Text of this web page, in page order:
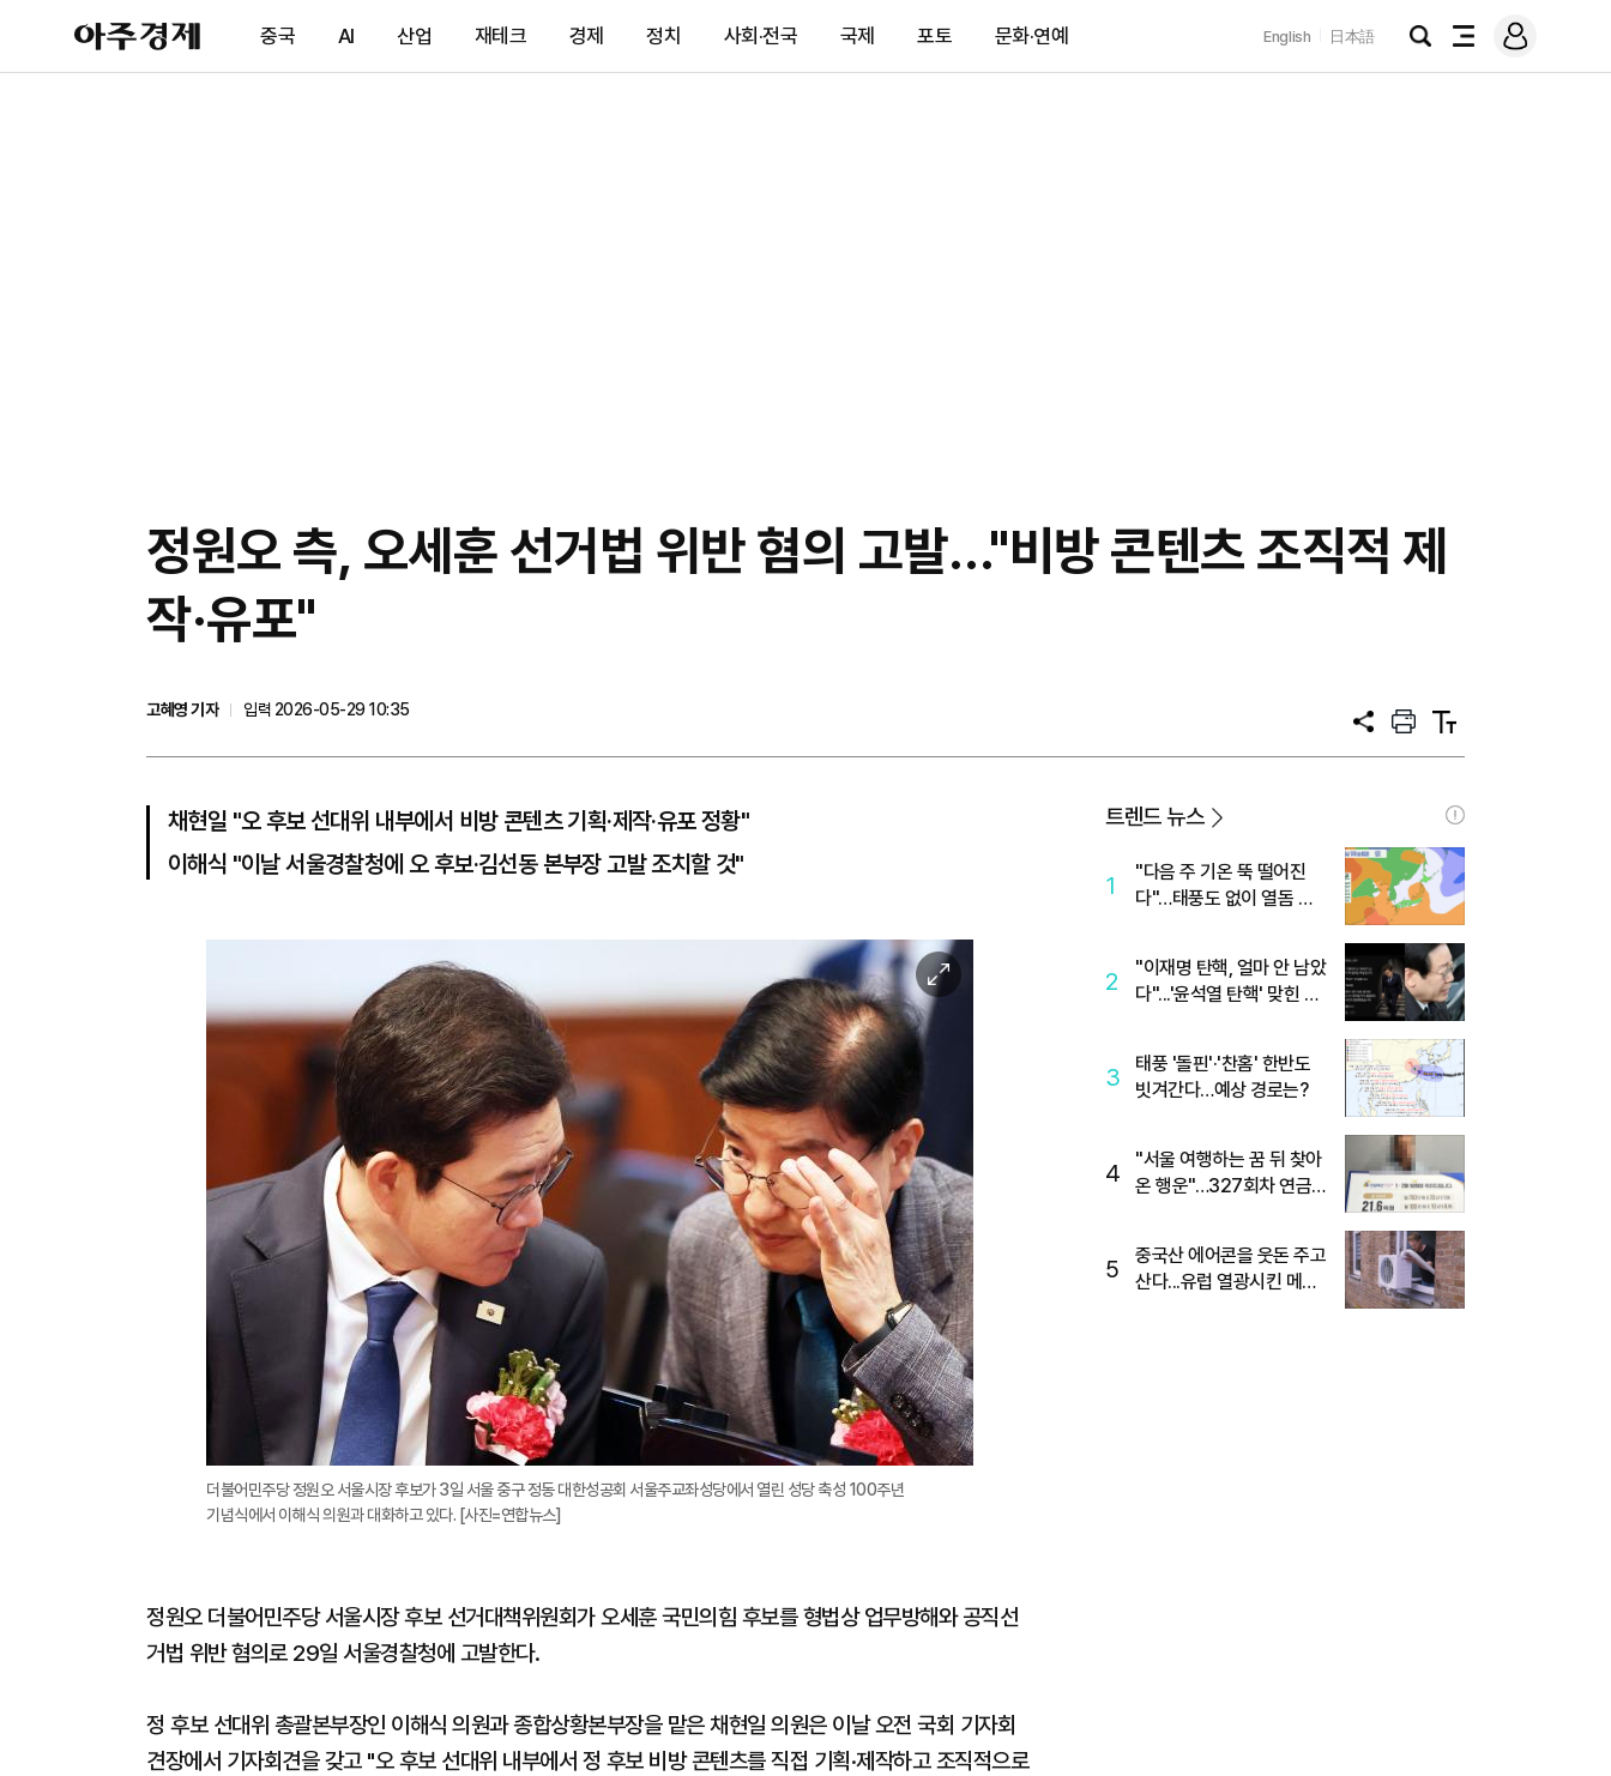
아
주
제
중국 AI 산업 재테크 경제 정치 사회·전국 국제 포토 문화·연예 English 日本語
검
전
메
그
정원오 측, 오세훈 선거법 위반 혐의 고발…"비방 콘텐츠 조직적 제
작·유포"
고혜영 기자
입력 2026-05-29 10:35
공
프
트
텍
트
채현일 "오 후보 선대위 내부에서 비방 콘텐츠 기획·제작·유포 정황"
이해식 "이날 서울경찰청에 오 후보·김선동 본부장 고발 조치할 것"
이
미
지
대
더불어민주당 정원오 서울시장 후보가 3일 서울 중구 정동 대한성공회 서울주교좌성당에서 열린 성당 축성 100주년
기념식에서 이해식 의원과 대화하고 있다. [사진=연합뉴스]
정원오 더불어민주당 서울시장 후보 선거대책위원회가 오세훈 국민의힘 후보를 형법상 업무방해와 공직선
거법 위반 혐의로 29일 서울경찰청에 고발한다.
정 후보 선대위 총괄본부장인 이해식 의원과 종합상황본부장을 맡은 채현일 의원은 이날 오전 국회 기자회
견장에서 기자회견을 갖고 "오 후보 선대위 내부에서 정 후보 비방 콘텐츠를 직접 기획·제작하고 조직적으로
트렌드 뉴스
1
"다음 주 기온 뚝 떨어진
다"…태풍도 없이 열돔 박
2
"이재명 탄핵, 얼마 안 남았
다"...'윤석열 탄핵' 맞힌 무
3
태풍 '돌핀'·'찬홈' 한반도
빗겨간다…예상 경로는?
4
"서울 여행하는 꿈 뒤 찾아
온 행운"…327회차 연금
5
중국산 에어콘을 웃돈 주고
산다...유럽 열광시킨 메이